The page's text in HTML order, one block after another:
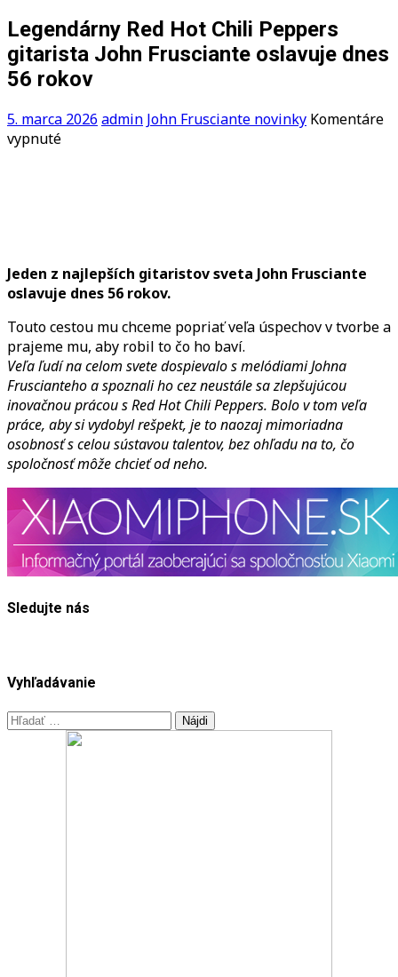
Legendárny Red Hot Chili Peppers
gitarista John Frusciante oslavuje dnes
56 rokov
5. marca 2026 admin John Frusciante novinky Komentáre
vypnuténa
John
Frusciante
dnes
56
rokov
Jeden z najlepších gitaristov sveta John Frusciante
oslavuje dnes 56 rokov.
Touto cestou mu chceme popriať veľa úspechov v tvorbe a
prajeme mu, aby robil to čo ho baví.
Veľa ľudí na celom svete dospievalo s melódiami Johna
Fruscianteho a spoznali ho cez neustále sa zlepšujúcou
inovačnou prácou s Red Hot Chili Peppers. Bolo v tom veľa
práce, aby si vydobyl rešpekt, je to naozaj mimoriadna
osobnosť s celou sústavou talentov, bez ohľadu na to, čo
spoločnosť môže chcieť od neho.
Sledujte nás
Vyhľadávanie
Hľadať: